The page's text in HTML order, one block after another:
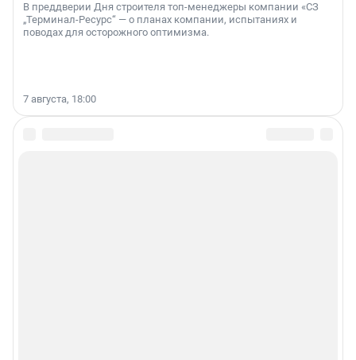
В преддверии Дня строителя топ-менеджеры компании «СЗ
„Терминал-Ресурс“ — о планах компании, испытаниях и
поводах для осторожного оптимизма.
7 августа, 18:00